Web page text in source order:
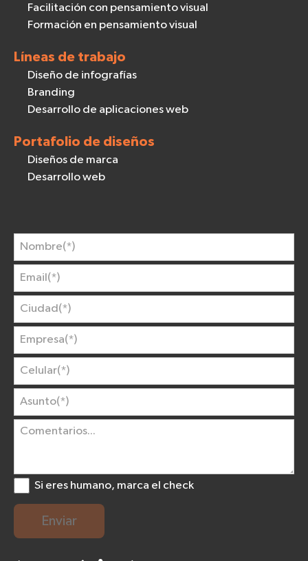
Facilitación con pensamiento visual
Formación en pensamiento visual
Líneas de trabajo
Diseño de infografías
Branding
Desarrollo de aplicaciones web
Portafolio de diseños
Diseños de marca
Desarrollo web
Si eres humano, marca el check
Enviar